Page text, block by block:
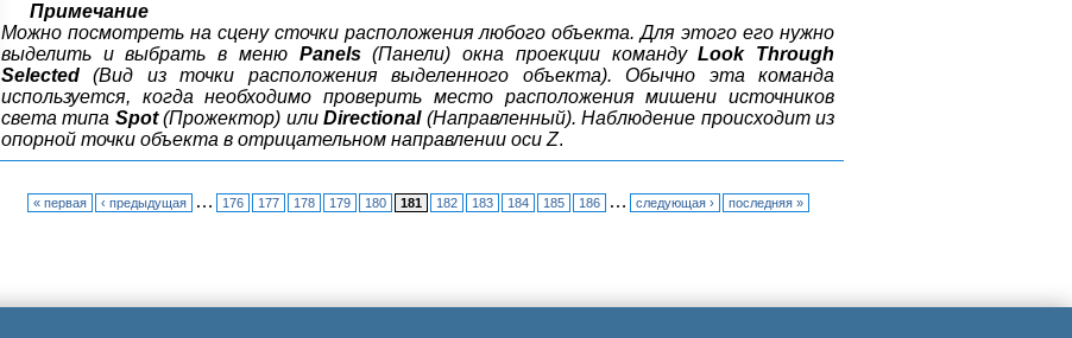
Примечание
Можно посмотреть на сцену сточки расположения любого объекта. Для этого его нужно
выделить и выбрать в меню Panels(Панели) окна проекции командуLook Through
Selected (Вид из точки расположения выделенного объекта). Обычно эта команда
используется, когда необходимо проверить место расположения мишени источников
света типа Spot(Прожектор) илиDirectional(Направленный). Наблюдение происходит из
опорной точки объекта в отрицательном направлении оси Z.
« первая ‹ предыдущая … 176 177 178 179 180 181 182 183 184 185 186 … следующая › последняя »